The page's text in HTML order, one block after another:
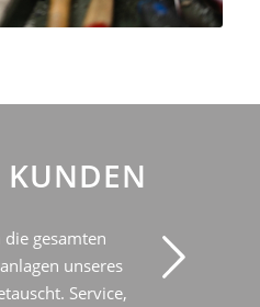
KUNDEN
gesamten
unseres
Service,